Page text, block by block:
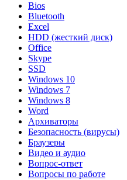
Bios
Bluetooth
Excel
HDD (жесткий диск)
Office
Skype
SSD
Windows 10
Windows 7
Windows 8
Word
Архиваторы
Безопасность (вирусы)
Браузеры
Видео и аудио
Вопрос-ответ
Вопросы по работе